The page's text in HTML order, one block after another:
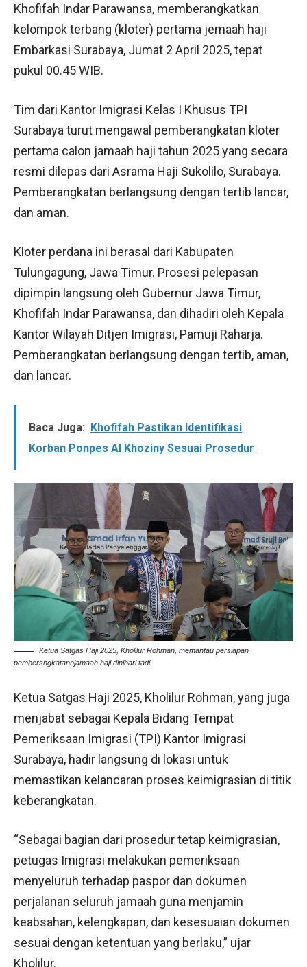
Khofifah Indar Parawansa, memberangkatkan
kelompok terbang (kloter) pertama jemaah haji
Embarkasi Surabaya, Jumat 2 April 2025, tepat
pukul 00.45 WIB.
Tim dari Kantor Imigrasi Kelas I Khusus TPI
Surabaya turut mengawal pemberangkatan kloter
pertama calon jamaah haji tahun 2025 yang secara
resmi dilepas dari Asrama Haji Sukolilo, Surabaya.
Pemberangkatan berlangsung dengan tertib lancar,
dan aman.
Kloter perdana ini berasal dari Kabupaten
Tulungagung, Jawa Timur. Prosesi pelepasan
dipimpin langsung oleh Gubernur Jawa Timur,
Khofifah Indar Parawansa, dan dihadiri oleh Kepala
Kantor Wilayah Ditjen Imigrasi, Pamuji Raharja.
Pemberangkatan berlangsung dengan tertib, aman,
dan lancar.
Baca Juga:
Khofifah Pastikan Identifikasi
Korban Ponpes Al Khoziny Sesuai Prosedur
Ketua Satgas Haji 2025, Kholilur Rohman, memantau persiapan
pembersngkatannjamaah haji dinihari tadi.
Ketua Satgas Haji 2025, Kholilur Rohman, yang juga
menjabat sebagai Kepala Bidang Tempat
Pemeriksaan Imigrasi (TPI) Kantor Imigrasi
Surabaya, hadir langsung di lokasi untuk
memastikan kelancaran proses keimigrasian di titik
keberangkatan.
“Sebagai bagian dari prosedur tetap keimigrasian,
petugas Imigrasi melakukan pemeriksaan
menyeluruh terhadap paspor dan dokumen
perjalanan seluruh jamaah guna menjamin
keabsahan, kelengkapan, dan kesesuaian dokumen
sesuai dengan ketentuan yang berlaku,” ujar
Kholilur.